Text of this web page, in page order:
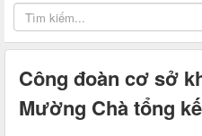
Công đoàn cơ sở
Mường Chà tổng